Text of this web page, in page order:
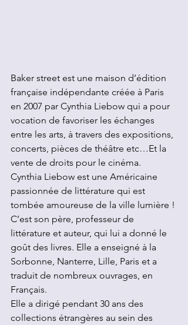
Baker street est une maison d’édition
française indépendante créée à Paris
en 2007 par Cynthia Liebow qui a pour
vocation de favoriser les échanges
entre les arts, à travers des expositions,
concerts, pièces de théâtre etc…Et la
vente de droits pour le cinéma.
Cynthia Liebow est une Américaine
passionnée de littérature qui est
tombée amoureuse de la ville lumière !
C’est son père, professeur de
littérature et auteur, qui lui a donné le
goût des livres. Elle a enseigné à la
Sorbonne, Nanterre, Lille, Paris et a
traduit de nombreux ouvrages, en
Français.
Elle a dirigé pendant 30 ans des
collections étrangères au sein des